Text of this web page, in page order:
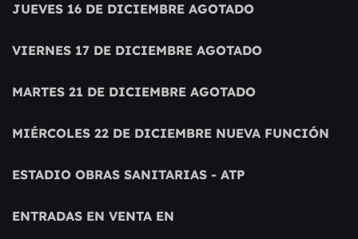
JUEVES 16 DE DICIEMBRE AGOTADO
VIERNES 17 DE DICIEMBRE AGOTADO
MARTES 21 DE DICIEMBRE AGOTADO
MIÉRCOLES 22 DE DICIEMBRE NUEVA FUNCIÓN
ESTADIO OBRAS SANITARIAS - ATP
ENTRADAS EN VENTA EN